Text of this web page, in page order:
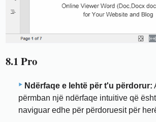
8.1 Pro
Ndërfaqe e lehtë për t'u përdorur:
përmban një ndërfaqe intuitive që
naviguar edhe për përdoruesit për